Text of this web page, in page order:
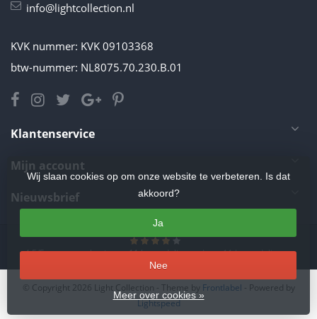
info@lightcollection.nl
KVK nummer: KVK 09103368
btw-nummer: NL8075.70.230.B.01
Klantenservice
Mijn account
Nieuwsbrief
4.5/5sterren op basis van11beoordelingen.Lees 11 beoordelingen
Wij slaan cookies op om onze website te verbeteren. Is dat
akkoord?
Ja
Nee
Meer over cookies »
© Copyright 2026 Light Collection - Theme by Frontlabel - Powered by
Lightspeed